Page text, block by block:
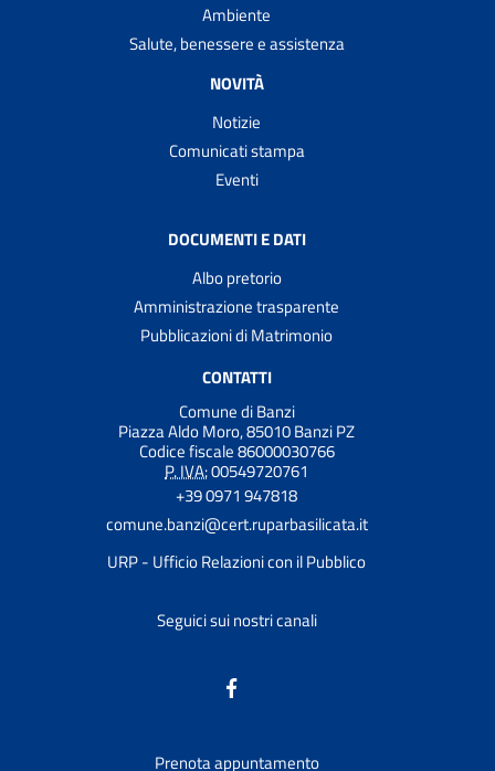
Ambiente
Salute, benessere e assistenza
NOVITÀ
Notizie
Comunicati stampa
Eventi
DOCUMENTI E DATI
Albo pretorio
Amministrazione trasparente
Pubblicazioni di Matrimonio
CONTATTI
Comune di Banzi
Piazza Aldo Moro, 85010 Banzi PZ
Codice fiscale 86000030766
P. IVA:00549720761
+39 0971 947818
comune.banzi@cert.ruparbasilicata.it
URP - Ufficio Relazioni con il Pubblico
Seguici sui nostri canali
Prenota appuntamento